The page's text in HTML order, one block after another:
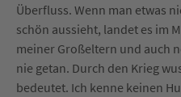
Überfluss. Wenn man etwas
schön aussieht, landet es im
meiner Großeltern und auch
nie getan. Durch den Krieg
bedeutet. Ich kenne keinen